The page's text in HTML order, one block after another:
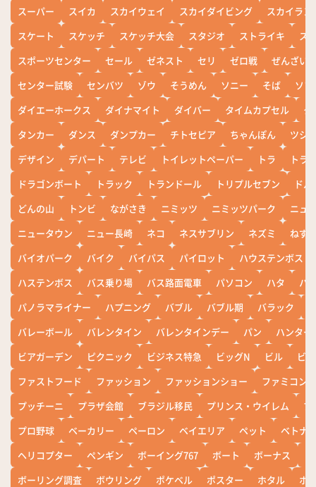
スーパー
スイカ スカイウェイ スカイダイビング
スカイラン
スケート
スケッチ スケッチ大会 スタジオ ストライキ
ス
スポーツセンター
セール ゼネスト セリ ゼロ戦
ぜんざい
センター試験
センバツ ゾウ そうめん ソニー そば
ソ
ダイエーホークス
ダイナマイト ダイバー タイムカプセル
タ
タンカー
ダンス ダンプカー チトセピア ちゃんぽん
ツシ
デザイン
デパート テレビ トイレットペーパー トラ
トラ
ドラゴンボート
トラック トランドール トリプルセブン
ド
どんの山
トンビ ながさき ニミッツ ニミッツパーク
ニュ
ニュータウン
ニュー長崎 ネコ ネスサブリン ネズミ
ねず
バイオパーク
バイク バイパス パイロット
ハウステンボス
ハステンボス
バス乗り場 バス路面電車 パソコン ハタ
ハ
パノラマライナー
ハプニング バブル バブル期 バラック
バレーボール
バレンタイン バレンタインデー パン
ハンター
ビアガーデン
ピクニック ビジネス特急 ビッグN ビル
ビワ
ファストフード
ファッション ファッションショー
ファミコン
プッチーニ
プラザ会館 ブラジル移民 プリンス・ウイレム
ブ
プロ野球
ベーカリー ペーロン ベイエリア ペット
ベトナ
ヘリコプター
ペンギン ボーイング767 ボート ボーナス
ボーリング調査
ボウリング ポケベル ポスター ホタル
ホ